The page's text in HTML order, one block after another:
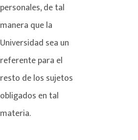
personales, de tal
manera que la
Universidad sea un
referente para el
resto de los sujetos
obligados en tal
materia.